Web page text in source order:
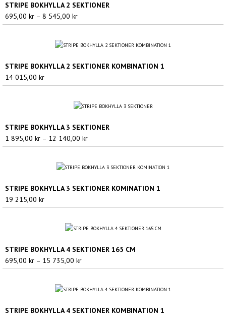
STRIPE BOKHYLLA 2 SEKTIONER
695,00 kr – 8 545,00 krPrisintervall:
695,00 kr
8
STRIPE BOKHYLLA 2 SEKTIONER KOMBINATION 1
14 015,00 kr
STRIPE BOKHYLLA 3 SEKTIONER
1 895,00 kr – 12 140,00 krPrisintervall:
1
till
140,00 kr
STRIPE BOKHYLLA 3 SEKTIONER KOMINATION 1
19 215,00 kr
STRIPE BOKHYLLA 4 SEKTIONER 165 CM
695,00 kr – 15 735,00 krPrisintervall:
695,00 kr
15
STRIPE BOKHYLLA 4 SEKTIONER KOMBINATION 1